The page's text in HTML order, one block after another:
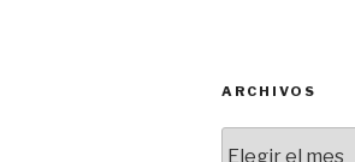
ARCHIVOS